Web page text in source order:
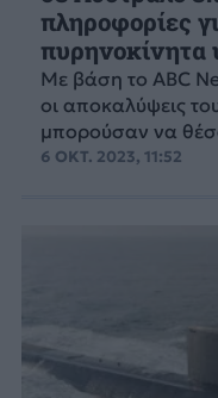
πληροφορίες
πυρηνοκίνητα
Με βάση το ABC
οι αποκαλύψεις
μπορούσαν να
6 ΟΚΤ. 2023, 11:52